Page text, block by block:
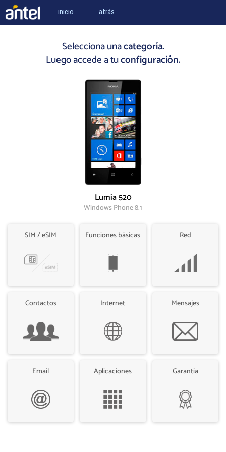
inicio atrás
Selecciona unacategoría.
Luego accede a tuconfiguración.
Lumia 520
Windows Phone 8.1
SIM / eSIM Funciones básicas Red
Contactos Internet Mensajes
Email Aplicaciones Garantía